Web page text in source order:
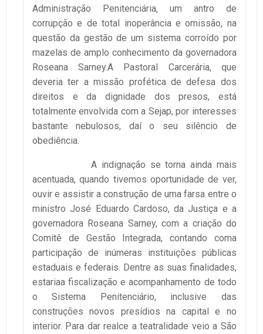
Administração Penitenciária, um antro de
corrupção e de total inoperância e omissão, na
questão da gestão de um sistema corroído por
mazelas de amplo conhecimento da governadora
Roseana Sarney.A Pastoral Carcerária, que
deveria ter a missão profética de defesa dos
direitos e da dignidade dos presos, está
totalmente envolvida com a Sejap, por interesses
bastante nebulosos, daí o seu silêncio de
obediência.
A indignação se torna ainda mais
acentuada, quando tivemos oportunidade de ver,
ouvir e assistir a construção de uma farsa entre o
ministro José Eduardo Cardoso, da Justiça e a
governadora Roseana Sarney, com a criação do
Comitê de Gestão Integrada, contando coma
participação de inúmeras instituições públicas
estaduais e federais. Dentre as suas finalidades,
estariaa fiscalização e acompanhamento de todo
o Sistema Penitenciário, inclusive das
construções novos presídios na capital e no
interior. Para dar realce a teatralidade veio a São